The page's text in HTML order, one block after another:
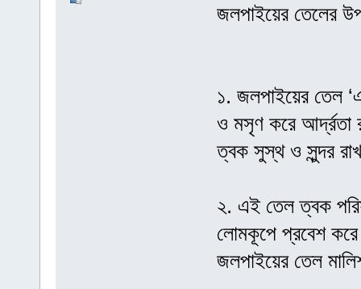
জলপাইয়ের তেলের
১. জলপাইয়ের তেল
ও মসৃণ করে আর্দ্রতা
ত্বক সুস্থ ও সুন্দর
২. এই তেল ত্বক
লোমকূপে প্রবেশ
জলপাইয়ের তেল